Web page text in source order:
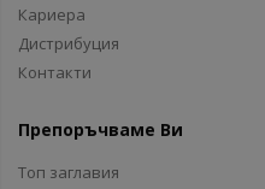
Кариера
Дистрибуция
Контакти
Препоръчваме Ви
Топ заглавия